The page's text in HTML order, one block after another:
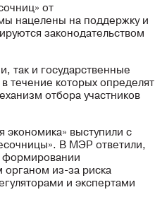
от
нацелены на поддержку и
законодательством
так и государственные
течение которых определят
отбора участников
выступили с
В МЭР ответили,
формировании
из-за риска
и экспертами